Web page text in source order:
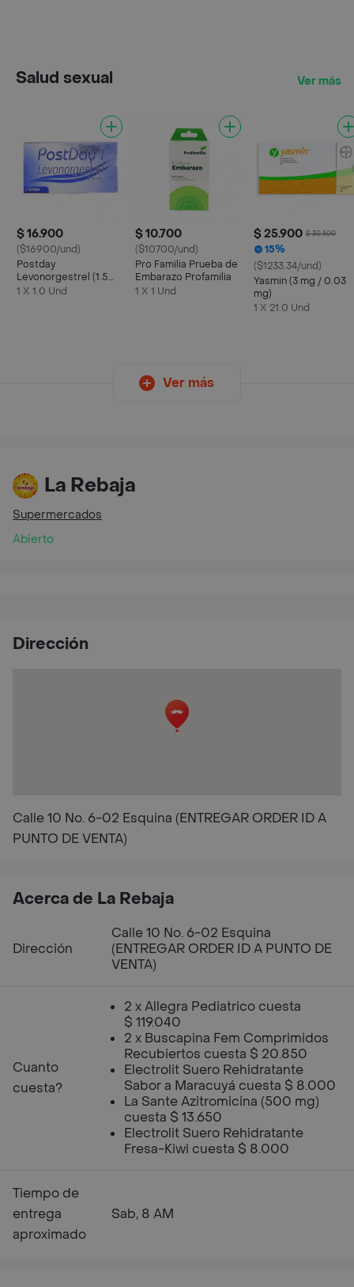
Salud sexual Ver más
$ 16.900
($16900/und)
Postday
Levonorgestrel (1.5
mg)
1 X 1.0 Und
$ 10.700
($10700/und)
Pro Familia Prueba de
Embarazo Profamilia
1 X 1 Und
$ 25.900 $ 30.500
15%
($1233.34/und)
Yasmin (3 mg / 0.03
mg)
1 X 21.0 Und
Ver más
La Rebaja
Supermercados
Abierto
Dirección
Calle 10 No. 6-02 Esquina (ENTREGAR ORDER ID A
PUNTO DE VENTA)
Acerca de La Rebaja
Dirección
Calle 10 No. 6-02 Esquina
(ENTREGAR ORDER ID A PUNTO DE
VENTA)
Cuanto
cuesta?
2 x Allegra Pediatrico cuesta
$ 119.040
2 x Buscapina Fem Comprimidos
Recubiertos cuesta $ 20.850
Electrolit Suero Rehidratante
Sabor a Maracuyá cuesta $ 8.000
La Sante Azitromicina (500 mg)
cuesta $ 13.650
Electrolit Suero Rehidratante
Fresa-Kiwi cuesta $ 8.000
Tiempo de
entrega
aproximado
Sab, 8 AM